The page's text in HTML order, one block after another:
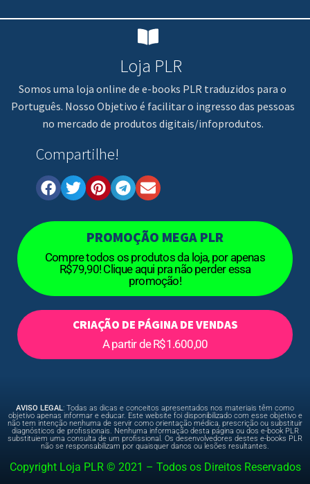
Loja PLR
Somos uma loja online de e-books PLR traduzidos para o
Português. Nosso Objetivo é facilitar o ingresso das pessoas
no mercado de produtos digitais/infoprodutos.
Compartilhe!
PROMOÇÃO MEGA PLR
Compre todos os produtos da loja, por apenas
R$79,90! Clique aqui pra não perder essa
promoção!
CRIAÇÃO DE PÁGINA DE VENDAS
A partir de R$1.600,00
AVISO LEGAL: Todas as dicas e conceitos apresentados nos materiais têm como
objetivo apenas informar e educar. Este website foi disponibilizado com esse objetivo e
não tem intenção nenhuma de servir como orientação médica, prescrição ou substituir
diagnósticos de profissionais. Nenhuma informação desta página ou dos e-book PLR
substituiem uma consulta de um profissional. Os desenvolvedores destes e-books PLR
não se responsabilizam por quaisquer danos ou lesões resultantes.
Copyright Loja PLR © 2021 – Todos os Direitos Reservados